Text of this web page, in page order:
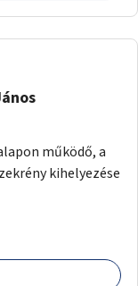
működő, a
kihelyezése